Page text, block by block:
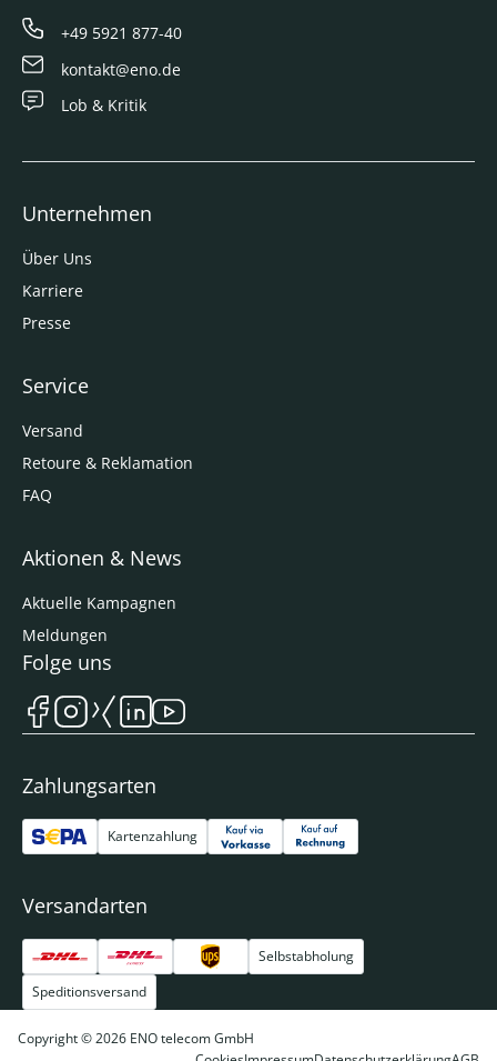
+49 5921 877-40
kontakt@eno.de
Lob & Kritik
Unternehmen
Über Uns
Karriere
Presse
Service
Versand
Retoure & Reklamation
FAQ
Aktionen & News
Aktuelle Kampagnen
Meldungen
Zahlungsarten
Kartenzahlung
Versandarten
Selbstabholung
Speditionsversand
Folge uns
Copyright © 2026 ENO telecom GmbH